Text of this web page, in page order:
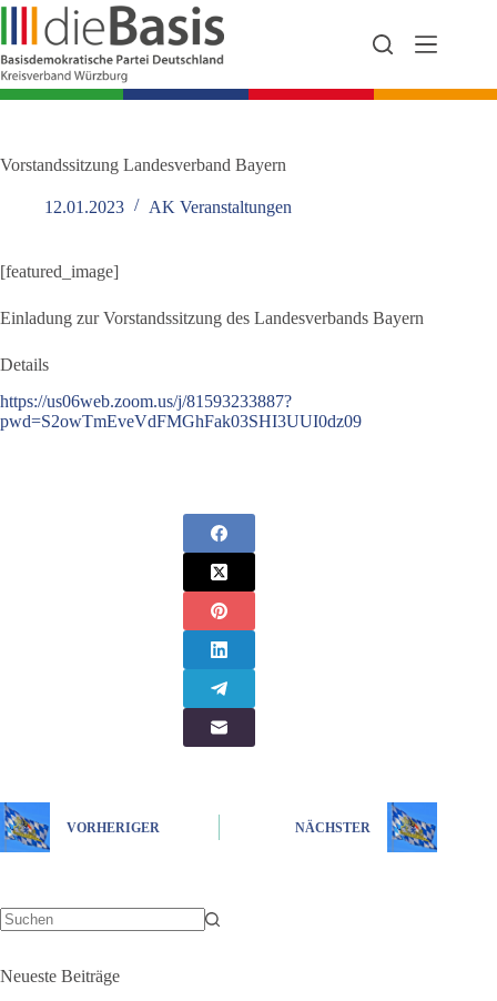
Zum
springen
Vorstandssitzung Landesverband Bayern
12.01.2023 AK Veranstaltungen
[featured_image]
Einladung zur Vorstandssitzung des Landesverbands Bayern
Details
https://us06web.zoom.us/j/81593233887?
pwd=S2owTmEveVdFMGhFak03SHI3UUI0dz09
VORHERIGER NÄCHSTER
Neueste Beiträge